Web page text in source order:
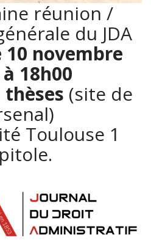
réunion /
du JDA
10 novembre
18h00
thèses (site de
Toulouse 1